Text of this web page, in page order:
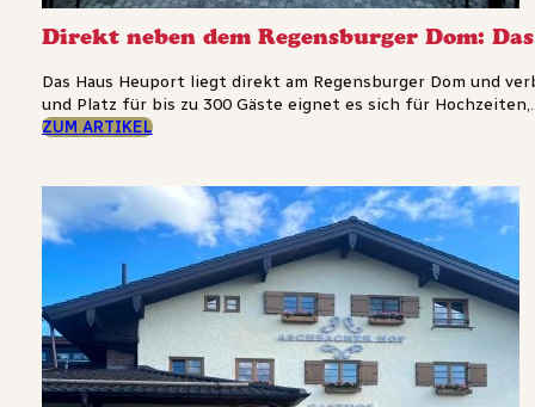
Direkt neben dem Regensburger Dom:
Das Haus Heuport liegt direkt am Regensburger Dom und
und Platz für bis zu 300 Gäste eignet es sich für
ZUM ARTIKEL